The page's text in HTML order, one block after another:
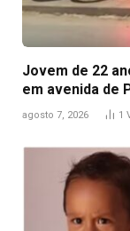
Jovem de 22
em avenida de
agosto 7, 2026 1